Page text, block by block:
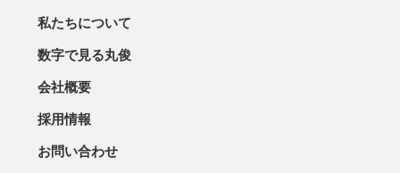
私たちについて
数字で見る丸俊
会社概要
採用情報
お問い合わせ